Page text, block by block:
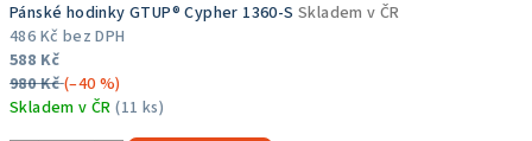
Pánské hodinky GTUP® Cypher 1360-S Skladem v ČR
486 Kč bez DPH
588 Kč
980 Kč(–40 %)
Skladem v ČR(11 ks)